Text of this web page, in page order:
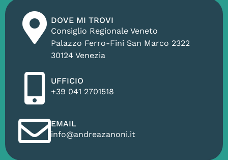
DOVE MI TROVI
Consiglio Regionale Veneto
Palazzo Ferro-Fini San Marco 2322
30124 Venezia
UFFICIO
+39 041 2701518
EMAIL
info@andreazanoni.it